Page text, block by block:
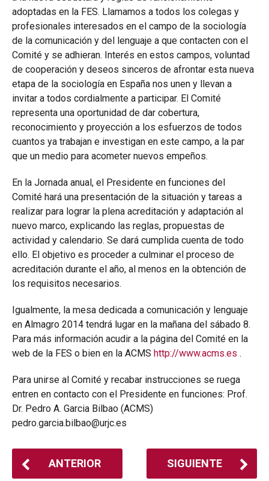
adoptadas en la FES. Llamamos a todos los colegas y
profesionales interesados en el campo de la sociología
de la comunicación y del lenguaje a que contacten con el
Comité y se adhieran. Interés en estos campos, voluntad
de cooperación y deseos sinceros de afrontar esta nueva
etapa de la sociología en España nos unen y llevan a
invitar a todos cordialmente a participar. El Comité
representa una oportunidad de dar cobertura,
reconocimiento y proyección a los esfuerzos de todos
cuantos ya trabajan e investigan en este campo, a la par
que un medio para acometer nuevos empeños.
En la Jornada anual, el Presidente en funciones del
Comité hará una presentación de la situación y tareas a
realizar para lograr la plena acreditación y adaptación al
nuevo marco, explicando las reglas, propuestas de
actividad y calendario. Se dará cumplida cuenta de todo
ello. El objetivo es proceder a culminar el proceso de
acreditación durante el año, al menos en la obtención de
los requisitos necesarios.
Igualmente, la mesa dedicada a comunicación y lenguaje
en Almagro 2014 tendrá lugar en la mañana del sábado 8.
Para más información acudir a la página del Comité en la
web de la FES o bien en la ACMS http://www.acms.es .
Para unirse al Comité y recabar instrucciones se ruega
entren en contacto con el Presidente en funciones: Prof.
Dr. Pedro A. Garcia Bilbao (ACMS)
pedro.garcia.bilbao@urjc.es
ANTERIOR SIGUIENTE